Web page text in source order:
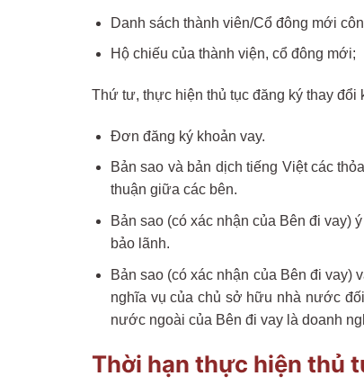
Danh sách thành viên/Cổ đông mới
Hộ chiếu của thành viện, cổ đông mới;
Thứ tư, thực hiện thủ tục đăng ký thay
Đơn đăng ký khoản vay.
Bản sao và bản dịch tiếng Việt các
thuận giữa các bên.
Bản sao (có xác nhận của Bên đi vay)
bảo lãnh.
Bản sao (có xác nhận của Bên đi vay)
nghĩa vụ của chủ sở hữu nhà nước
nước ngoài của Bên đi vay là doanh
Thời hạn thực hiện thủ